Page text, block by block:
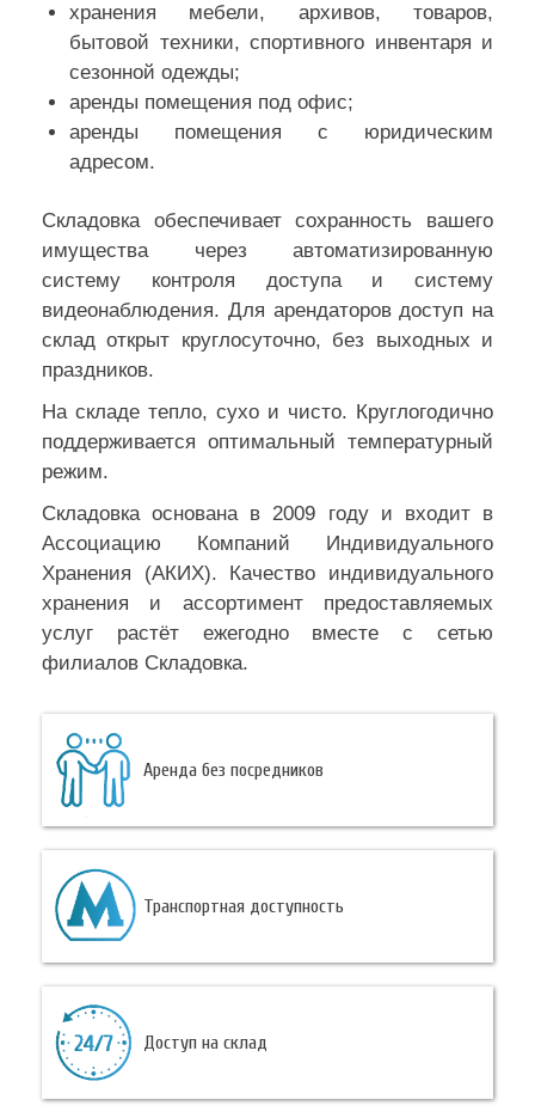
хранения мебели, архивов, товаров,
бытовой техники, спортивного инвентаря и
сезонной одежды;
аренды помещения под офис;
аренды помещения с юридическим
адресом.
Складовка обеспечивает сохранность вашего
имущества через автоматизированную
систему контроля доступа и систему
видеонаблюдения. Для арендаторов доступ на
склад открыт круглосуточно, без выходных и
праздников.
На складе тепло, сухо и чисто. Круглогодично
поддерживается оптимальный температурный
режим.
Складовка основана в 2009 году и входит в
Ассоциацию Компаний Индивидуального
Хранения (АКИХ). Качество индивидуального
хранения и ассортимент предоставляемых
услуг растёт ежегодно вместе с сетью
филиалов Складовка.
Аренда без посредников
Транспортная доступность
Доступ на склад